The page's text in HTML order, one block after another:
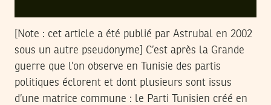
[Note : cet article a été publié par Astrubal en 2002
sous un autre pseudonyme] C’est après la Grande
guerre que l’on observe en Tunisie des partis
politiques éclorent et dont plusieurs sont issus
d’une matrice commune : le Parti Tunisien créé en